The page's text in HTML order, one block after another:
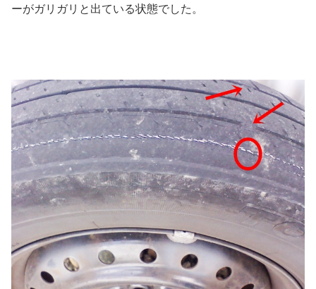
ーがガリガリと出ている状態でした。